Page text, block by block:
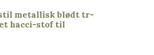
metallisk blødt tr-
hacci-stof til